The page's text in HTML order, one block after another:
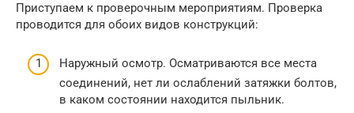
Приступаем к проверочным мероприятиям. Проверка
проводится для обоих видов конструкций:
Наружный осмотр. Осматриваются все места
соединений, нет ли ослаблений затяжки болтов,
в каком состоянии находится пыльник.